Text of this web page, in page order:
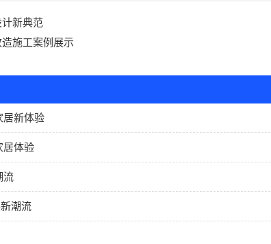
新典范
施工案例展示
居新体验
居体验
流
潮流